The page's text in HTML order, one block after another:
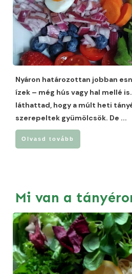
Nyáron határozottan jobban
ízek – még hús vagy hal mellé
láthattad, hogy a múlt heti
szerepeltek gyümölcsök. De ...
Olvasd tovább
Mi van a